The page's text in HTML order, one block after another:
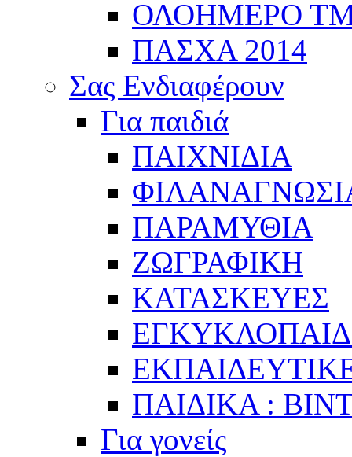
ΟΛΟΗΜΕΡΟ
ΠΑΣΧΑ 2014
Σας Ενδιαφέρουν
Για παιδιά
ΠΑΙΧΝΙΔΙΑ
ΠΑΡΑΜΥΘΙΑ
ΖΩΓΡΑΦΙΚΗ
ΚΑΤΑΣΚΕΥΕΣ
ΠΑΙΔΙΚΑ :
Για γονείς